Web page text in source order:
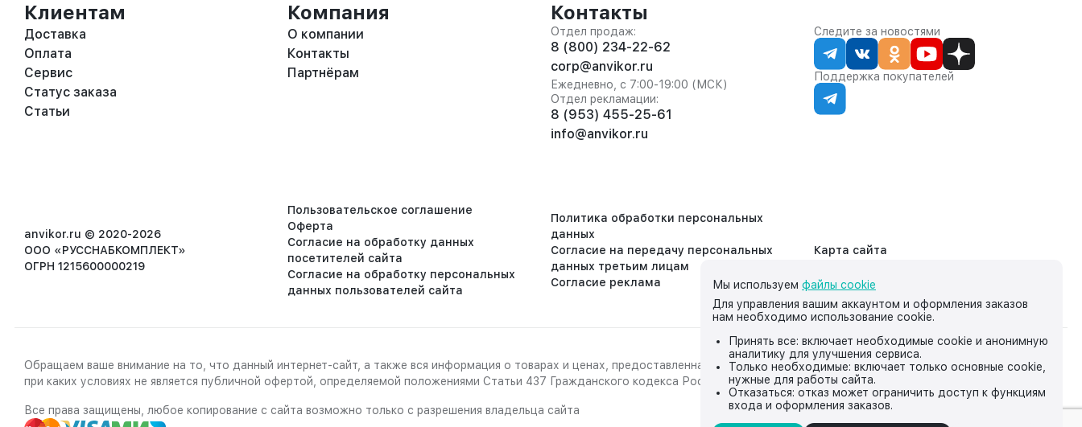
Клиентам
Доставка
Оплата
Сервис
Статус заказа
Статьи
Компания
О компании
Контакты
Партнёрам
Контакты
Отдел продаж:
8 (800) 234-22-62
corp@anvikor.ru
Ежедневно, с 7:00-19:00 (МСК)
Отдел рекламации:
8 (953) 455-25-61
info@anvikor.ru
Следите за новостями
Поддержка покупателей
anvikor.ru © 2020-2026
ООО «РУССНАБКОМПЛЕКТ»
ОГРН 1215600000219
Пользовательское соглашение
Оферта
Согласие на обработку данных
посетителей сайта
Согласие на обработку персональных
данных пользователей сайта
Политика обработки персональных
данных
Согласие на передачу персональных
данных третьим лицам
Согласие реклама
Карта сайта
Обращаем ваше внимание на то, что данный интернет-сайт, а также вся информация о товарах и ценах, предоставленная на нём, носит исключительно информационный характер и ни
при каких условиях не является публичной офертой, определяемой положениями Статьи 437 Гражданского кодекса Российской Федерации.
Все права защищены, любое копирование с сайта возможно только с разрешения владельца сайта
Мы используем файлы cookie
Для управления вашим аккаунтом и оформления заказов
нам необходимо использование cookie.
Принять все: включает необходимые cookie и анонимную
аналитику для улучшения сервиса.
Только необходимые: включает только основные cookie,
нужные для работы сайта.
Отказаться: отказ может ограничить доступ к функциям
входа и оформления заказов.